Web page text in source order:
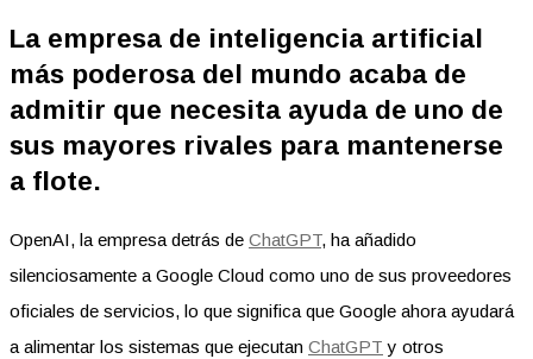
La empresa de inteligencia artificial
más poderosa del mundo acaba de
admitir que necesita ayuda de uno de
sus mayores rivales para mantenerse
a flote.
OpenAI, la empresa detrás de ChatGPT, ha añadido
silenciosamente a Google Cloud como uno de sus proveedores
oficiales de servicios, lo que significa que Google ahora ayudará
a alimentar los sistemas que ejecutan ChatGPT y otros